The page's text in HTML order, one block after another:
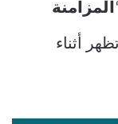
المزامنة
أثناء